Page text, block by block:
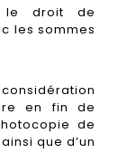
le droit de
les sommes
en fin de
de
que d’un